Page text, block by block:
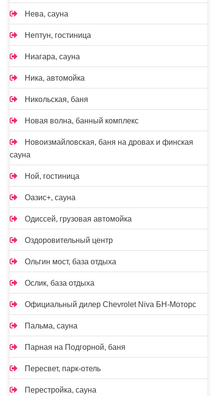
Нева, сауна
Нептун, гостиница
Ниагара, сауна
Ника, автомойка
Никольская, баня
Новая волна, банный комплекс
Новоизмайловская, баня на дровах и финская
сауна
Ной, гостиница
Оазис+, сауна
Одиссей, грузовая автомойка
Оздоровительный центр
Ольгин мост, база отдыха
Ослик, база отдыха
Официальный дилер Chevrolet Niva БН-Моторс
Пальма, сауна
Парная на Подгорной, баня
Пересвет, парк-отель
Перестройка, сауна